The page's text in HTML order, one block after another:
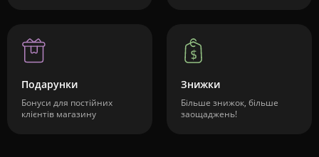
Подарунки
Бонуси для постійних
клієнтів магазину
Знижки
Більше знижок, більше
заощаджень!